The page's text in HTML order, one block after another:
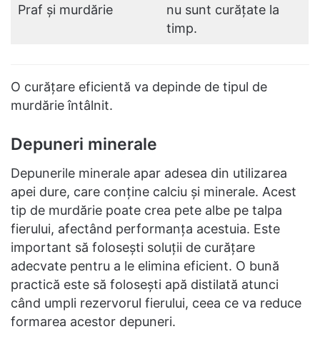
Praf și murdărie
nu sunt curățate la
timp.
O curățare eficientă va depinde de tipul de
murdărie întâlnit.
Depuneri minerale
Depunerile minerale apar adesea din utilizarea
apei dure, care conține calciu și minerale. Acest
tip de murdărie poate crea pete albe pe talpa
fierului, afectând performanța acestuia. Este
important să folosești soluții de curățare
adecvate pentru a le elimina eficient. O bună
practică este să folosești apă distilată atunci
când umpli rezervorul fierului, ceea ce va reduce
formarea acestor depuneri.